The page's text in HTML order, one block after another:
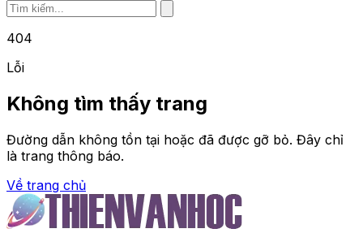
404
Lỗi
Không tìm thấy trang
Đường dẫn không tồn tại hoặc đã được gỡ bỏ. Đây chỉ
là trang thông báo.
Về trang chủ
Trang chủ